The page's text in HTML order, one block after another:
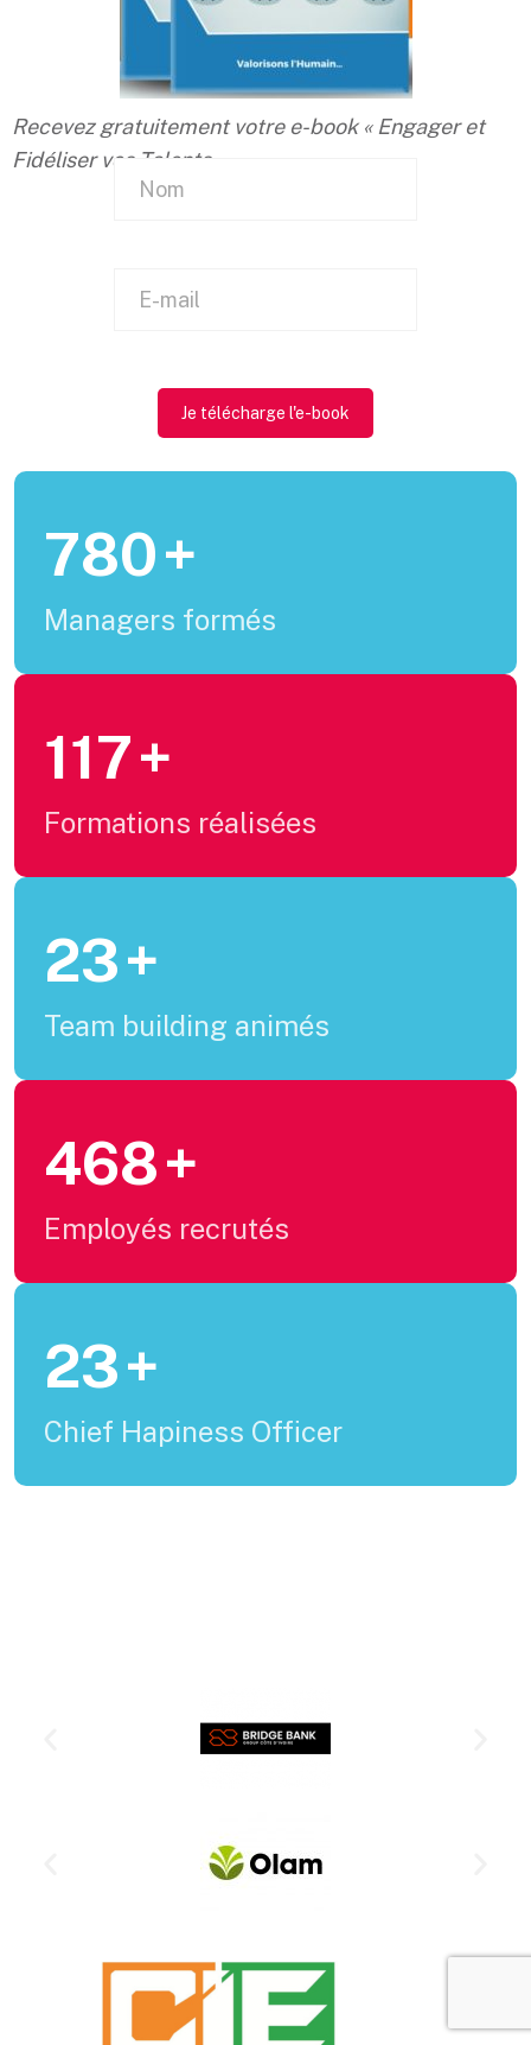
Recevez gratuitement votre e-book « Engager et
Fidéliser vos Talents »
Je télécharge l'e-book
1000+
Managers formés
150+
Formations réalisées
30+
Team building animés
600+
Employés recrutés
30+
Chief Hapiness Officer